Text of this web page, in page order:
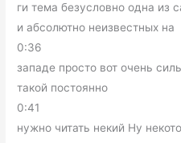
ги тема безусловно одна
и абсолютно неизвестных на
0:36
западе просто вот очень
такой постоянно
0:41
нужно читать некий Ну